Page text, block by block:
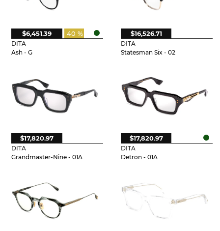
DITA
Ash - G
40 %
$6,451.39
DITA
Statesman Six - 02
$16,526.71
DITA
Grandmaster-Nine - 01A
$17,820.97
DITA
Detron - 01A
$17,820.97